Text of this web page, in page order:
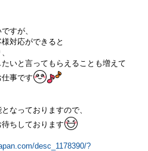
すが、
対応ができると
いと言ってもらえることも増えて
事です
なっておりますので、
ちしております
desc_1178390/?